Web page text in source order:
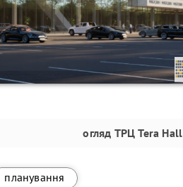
огляд ТРЦ Tera Hall
планування